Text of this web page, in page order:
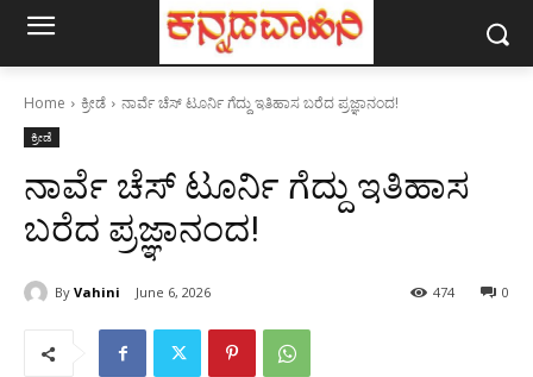
Home ಕ್ರೀಡೆ ನಾರ್ವೆ ಚೆಸ್‌ ಟೂರ್ನಿ ಗೆದ್ದು ಇತಿಹಾಸ ಬರೆದ ಪ್ರಜ್ಞಾನಂದ!
ಕ್ರೀಡೆ
ನಾರ್ವೆ ಚೆಸ್‌ ಟೂರ್ನಿ ಗೆದ್ದು ಇತಿಹಾಸ
ಬರೆದ ಪ್ರಜ್ಞಾನಂದ!
By Vahini June 6, 2026 0
474